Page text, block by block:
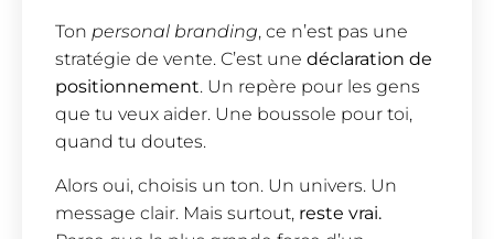
Ton personal branding, ce n’est pas une
stratégie de vente. C’est une déclaration de
positionnement. Un repère pour les gens
que tu veux aider. Une boussole pour toi,
quand tu doutes.
Alors oui, choisis un ton. Un univers. Un
message clair. Mais surtout, reste vrai.